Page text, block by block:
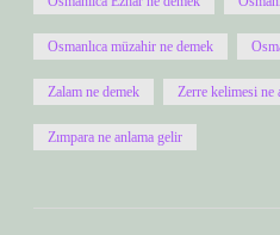
Osmanlıca müzahir ne demek
Zalam ne demek Zerre kelimesi ne
Zımpara ne anlama gelir